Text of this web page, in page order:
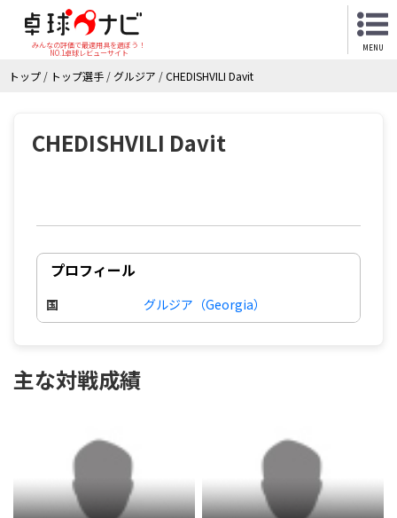
みんなの評価で最適用具を選ぼう！
NO.1卓球レビューサイト
MENU
トップ / トップ選手 / グルジア /CHEDISHVILI Davit
CHEDISHVILI Davit
プロフィール
国 グルジア（Georgia）
主な対戦成績